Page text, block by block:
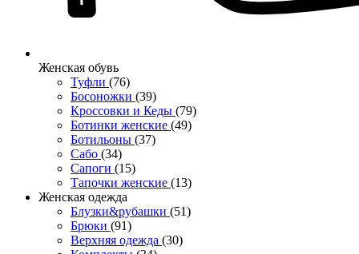
Женcкая обувь
Туфли (76)
Босоножки (39)
Кроссовки и Кеды (79)
Ботинки женские (49)
Ботильоны (37)
Сабо (34)
Сапоги (15)
Тапочки женские (13)
Женская одежда
Блузки&рубашки (51)
Брюки (91)
Верхняя одежда (30)